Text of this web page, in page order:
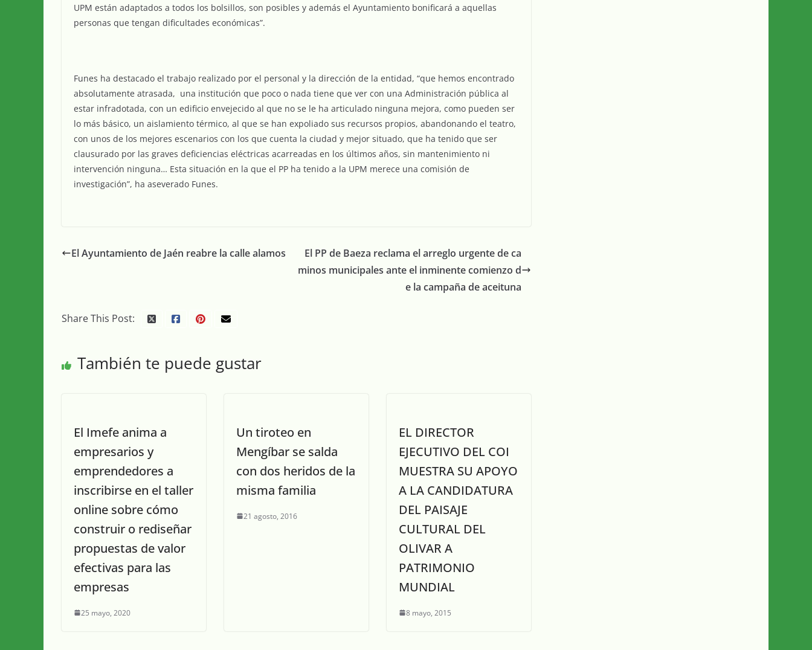
UPM están adaptados a todos los bolsillos, son posibles y además el Ayuntamiento bonificará a aquellas
personas que tengan dificultades económicas”.
Funes ha destacado el trabajo realizado por el personal y la dirección de la entidad, “que hemos encontrado
absolutamente atrasada, una institución que poco o nada tiene que ver con una Administración pública al
estar infradotada, con un edificio envejecido al que no se le ha articulado ninguna mejora, como pueden ser
lo más básico, un aislamiento térmico, al que se han expoliado sus recursos propios, abandonando el teatro,
con unos de los mejores escenarios con los que cuenta la ciudad y mejor situado, que ha tenido que ser
clausurado por las graves deficiencias eléctricas acarreadas en los últimos años, sin mantenimiento ni
intervención ninguna… Esta situación en la que el PP ha tenido a la UPM merece una comisión de
investigación”, ha aseverado Funes.
El Ayuntamiento de Jaén reabre la calle alamos
El PP de Baeza reclama el arreglo urgente de ca
minos municipales ante el inminente comienzo d
e la campaña de aceituna
Share This Post:
También te puede gustar
El Imefe anima a
empresarios y
emprendedores a
inscribirse en el taller
online sobre cómo
construir o rediseñar
propuestas de valor
efectivas para las
empresas
25 mayo, 2020
Un tiroteo en
Mengíbar se salda
con dos heridos de la
misma familia
21 agosto, 2016
EL DIRECTOR
EJECUTIVO DEL COI
MUESTRA SU APOYO
A LA CANDIDATURA
DEL PAISAJE
CULTURAL DEL
OLIVAR A
PATRIMONIO
MUNDIAL
8 mayo, 2015